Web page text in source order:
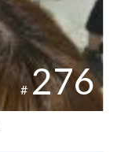
# 276